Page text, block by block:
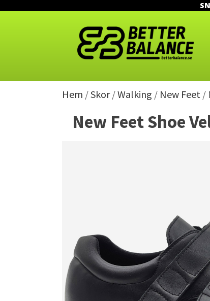
Hem /Skor/Walking / New Feet /
New Feet Shoe